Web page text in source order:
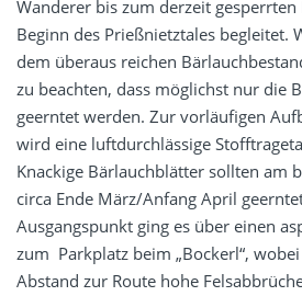
Wanderer bis zum derzeit
Beginn des Prießnietztales begleitet.
dem überaus reichen
zu beachten, dass möglichst nur die
geerntet werden. Zur vorläufigen
wird eine luftdurchlässige
Knackige Bärlauchblätter sollten am
circa Ende März/Anfang April
Ausgangspunkt ging es über einen
zum Parkplatz beim „Bockerl“,
Abstand zur Route hohe